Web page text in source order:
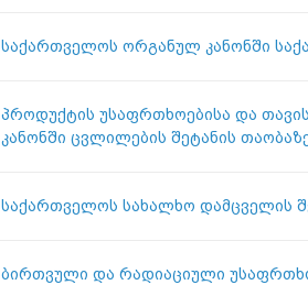
საქართველოს ორგანულ კანონში
პროდუქტის უსაფრთხოებისა და
კანონში ცვლილების შეტანის
საქართველოს სახალხო დამცველის
ბირთვული და რადიაციული